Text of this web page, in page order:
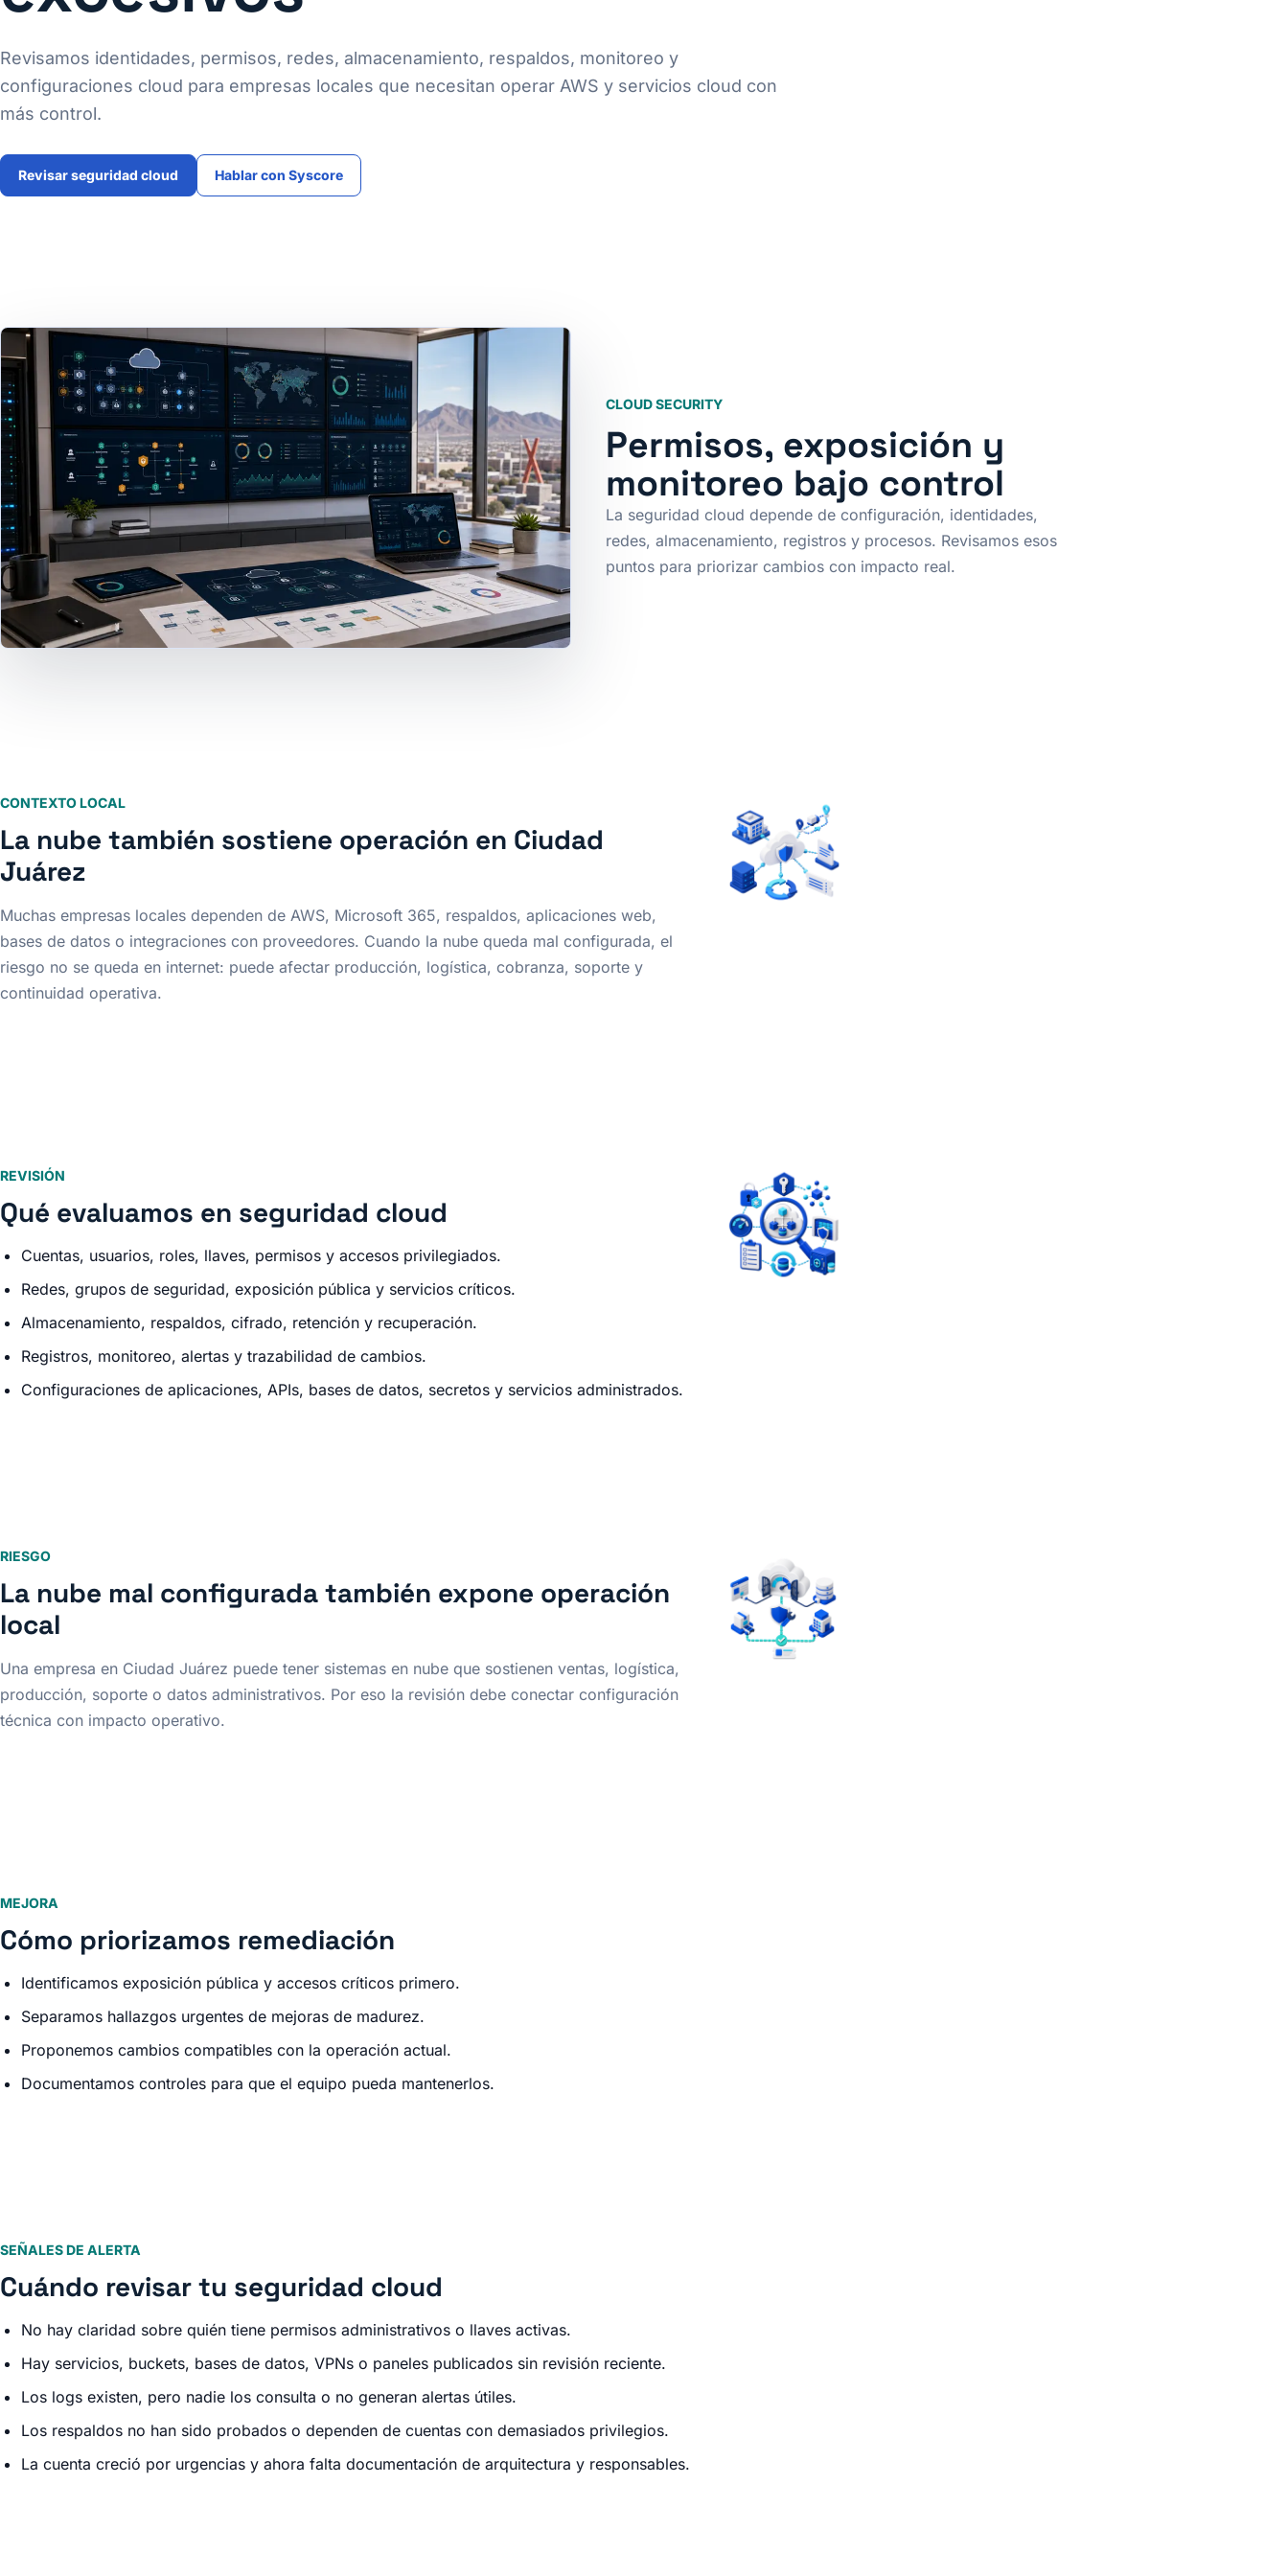
Revisamos identidades, permisos, redes, almacenamiento, respaldos, monitoreo y
configuraciones cloud para empresas locales que necesitan operar AWS y servicios cloud con
más control.
Revisar seguridad cloud Hablar con Syscore
CLOUD SECURITY
Permisos, exposición y
monitoreo bajo control
La seguridad cloud depende de configuración, identidades,
redes, almacenamiento, registros y procesos. Revisamos esos
puntos para priorizar cambios con impacto real.
CONTEXTO LOCAL
La nube también sostiene operación en Ciudad
Juárez
Muchas empresas locales dependen de AWS, Microsoft 365, respaldos, aplicaciones web,
bases de datos o integraciones con proveedores. Cuando la nube queda mal configurada, el
riesgo no se queda en internet: puede afectar producción, logística, cobranza, soporte y
continuidad operativa.
REVISIÓN
Qué evaluamos en seguridad cloud
Cuentas, usuarios, roles, llaves, permisos y accesos privilegiados.
Redes, grupos de seguridad, exposición pública y servicios críticos.
Almacenamiento, respaldos, cifrado, retención y recuperación.
Registros, monitoreo, alertas y trazabilidad de cambios.
Configuraciones de aplicaciones, APIs, bases de datos, secretos y servicios administrados.
RIESGO
La nube mal configurada también expone operación
local
Una empresa en Ciudad Juárez puede tener sistemas en nube que sostienen ventas, logística,
producción, soporte o datos administrativos. Por eso la revisión debe conectar configuración
técnica con impacto operativo.
MEJORA
Cómo priorizamos remediación
Identificamos exposición pública y accesos críticos primero.
Separamos hallazgos urgentes de mejoras de madurez.
Proponemos cambios compatibles con la operación actual.
Documentamos controles para que el equipo pueda mantenerlos.
SEÑALES DE ALERTA
Cuándo revisar tu seguridad cloud
No hay claridad sobre quién tiene permisos administrativos o llaves activas.
Hay servicios, buckets, bases de datos, VPNs o paneles publicados sin revisión reciente.
Los logs existen, pero nadie los consulta o no generan alertas útiles.
Los respaldos no han sido probados o dependen de cuentas con demasiados privilegios.
La cuenta creció por urgencias y ahora falta documentación de arquitectura y responsables.